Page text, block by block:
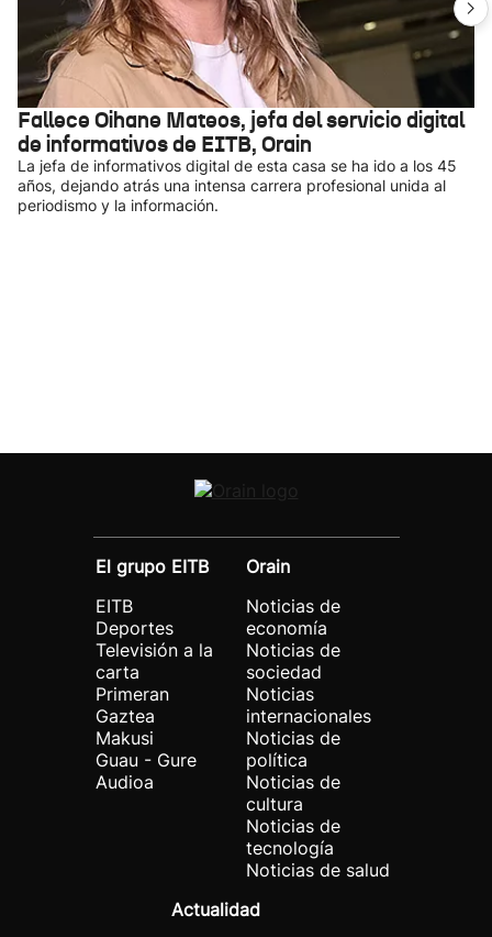
Fallece Oihane Mateos, jefa del servicio digital
de informativos de EITB, Orain
La jefa de informativos digital de esta casa se ha ido a los 45
años, dejando atrás una intensa carrera profesional unida al
periodismo y la información.
El grupo EITB
EITB
Deportes
Televisión a la
carta
Primeran
Gaztea
Makusi
Guau - Gure
Audioa
Orain
Noticias de
economía
Noticias de
sociedad
Noticias
internacionales
Noticias de
política
Noticias de
cultura
Noticias de
tecnología
Noticias de salud
Actualidad